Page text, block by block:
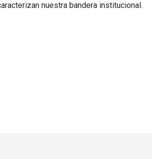
nuestra bandera institucional.